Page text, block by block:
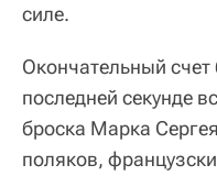
силе.
Окончательный
последней секунде
броска Марка
поляков,